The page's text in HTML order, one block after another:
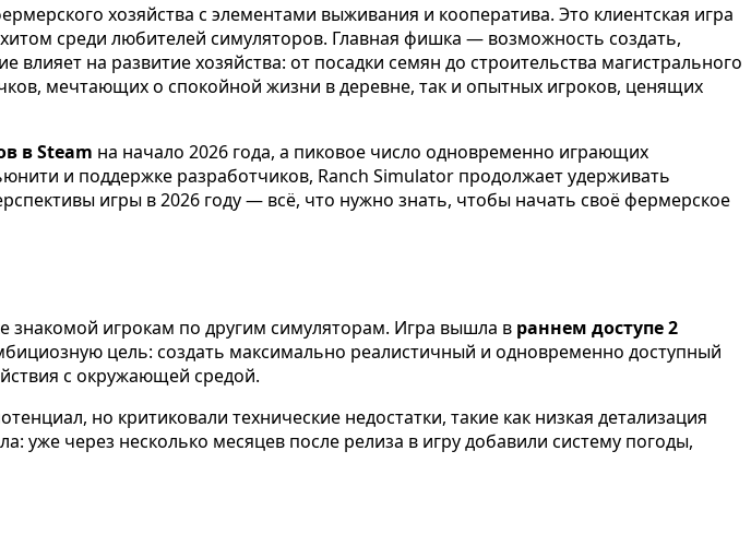
хозяйства с элементами выживания и кооператива. Это клиентская игра
среди любителей симуляторов. Главная фишка — возможность создать,
на развитие хозяйства: от посадки семян до строительства магистрального
мечтающих о спокойной жизни в деревне, так и опытных игроков, ценящих
в Steam на начало 2026 года, а пиковое число одновременно играющих
и поддержке разработчиков, Ranch Simulator продолжает удерживать
игры в 2026 году — всё, что нужно знать, чтобы начать своё фермерское
знакомой игрокам по другим симуляторам. Игра вышла в раннем доступе 2
цель: создать максимально реалистичный и одновременно доступный
с окружающей средой.
но критиковали технические недостатки, такие как низкая детализация
уже через несколько месяцев после релиза в игру добавили систему погоды,